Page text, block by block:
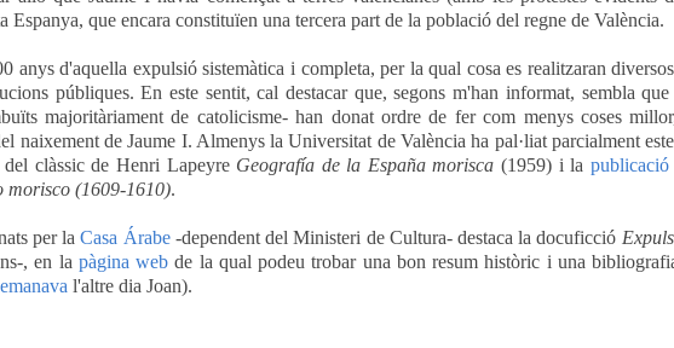
Espanya, que encara constituïen una tercera part de la població del regne de València.
anys d'aquella expulsió sistemàtica i completa, per la qual cosa es realitzaran
públiques. En este sentit, cal destacar que, segons m'han informat, sembla
majoritàriament de catolicisme- han donat ordre de fer com menys coses
naixement de Jaume I. Almenys la Universitat de València ha pal·liat parcialment
clàssic de Henri Lapeyre Geografía de la España morisca (1959) i la publicació
morisco (1609-1610).
per laCasa Árabe-dependent del Ministeri de Cultura- destaca la docuficció
, en la pàgina web de la qual podeu trobar una bon resum històric i una
l'altre dia Joan).